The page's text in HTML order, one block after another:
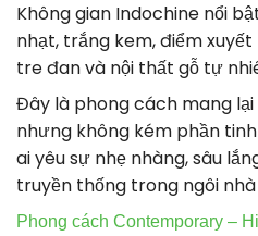
Không gian Indochine nổi
nhạt, trắng kem, điểm
tre đan và nội thất gỗ tự
Đây là phong cách mang
nhưng không kém phần
ai yêu sự nhẹ nhàng, sâu
truyền thống trong ngôi nhà
Phong cách Contemporary –